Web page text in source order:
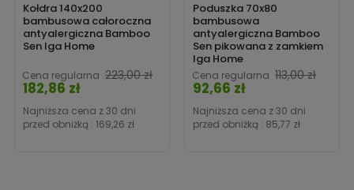
Kołdra 140x200
bambusowa całoroczna
antyalergiczna Bamboo
Sen Iga Home
Cena regularna 223,00 zł
Cena
182,86 zł
Najniższa cena z 30 dni
przed obniżką : 169,26 zł
Poduszka 70x80
bambusowa
antyalergiczna Bamboo
Sen pikowana z zamkiem
Iga Home
Cena regularna 113,00 zł
92,66 zł
Najniższa cena z 30 dni
przed obniżką : 85,77 zł